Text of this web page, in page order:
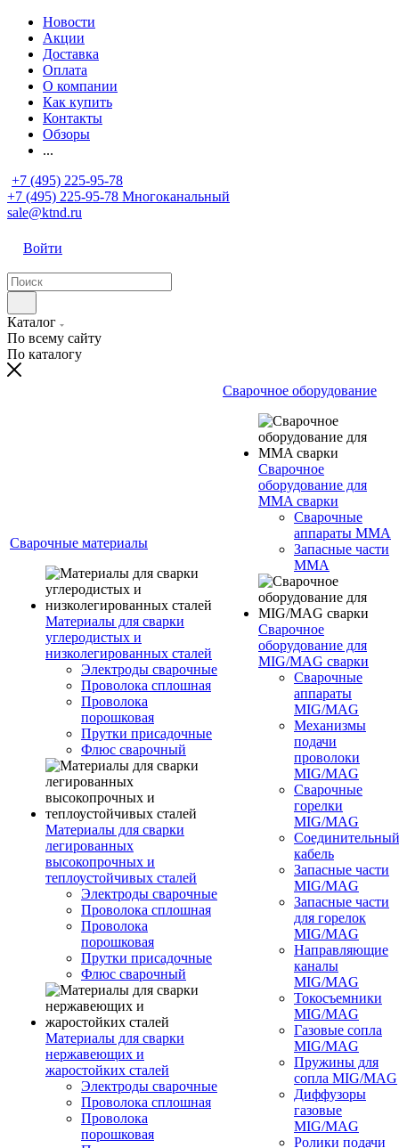
Новости
Акции
Доставка
Оплата
О компании
Как купить
Контакты
Обзоры
...
+7 (495) 225-95-78
+7 (495) 225-95-78 Многоканальный
sale@ktnd.ru
Войти
Каталог
По всему сайту
По каталогу
Сварочные материалы
Материалы для сварки
углеродистых и
низколегированных сталей
Электроды сварочные
Проволока сплошная
Проволока
порошковая
Прутки присадочные
Флюс сварочный
Материалы для сварки
легированных
высокопрочных и
теплоустойчивых сталей
Электроды сварочные
Проволока сплошная
Проволока
порошковая
Прутки присадочные
Флюс сварочный
Материалы для сварки
нержавеющих и
жаростойких сталей
Электроды сварочные
Проволока сплошная
Проволока
порошковая
Сварочное оборудование
Сварочное
оборудование для
MMA сварки
Сварочные
аппараты MMA
Запасные части
MMA
Сварочное
оборудование для
MIG/MAG сварки
Сварочные
аппараты
MIG/MAG
Механизмы
подачи
проволоки
MIG/MAG
Сварочные
горелки
MIG/MAG
Соединительный
кабель
Запасные части
MIG/MAG
Запасные части
для горелок
MIG/MAG
Направляющие
каналы
MIG/MAG
Токосъемники
MIG/MAG
Газовые сопла
MIG/MAG
Пружины для
сопла MIG/MAG
Диффузоры
газовые
MIG/MAG
Ролики подачи